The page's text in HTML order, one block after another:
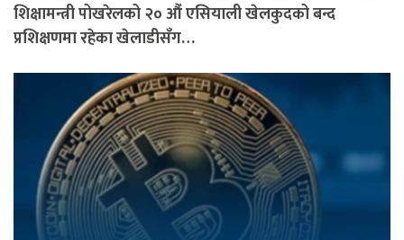
शिक्षामन्त्री पोखरेलको २० औं एसियाली खेलकुदको बन्द
प्रशिक्षणमा रहेका खेलाडीसँग…